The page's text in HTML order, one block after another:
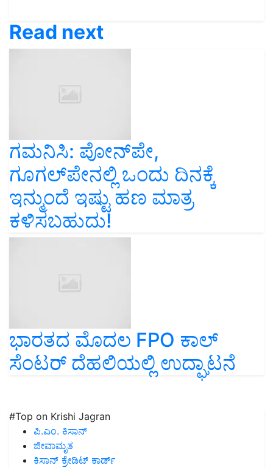
Read next
ಗಮನಿಸಿ: ಪೋನ್‌ಪೇ,
ಗೂಗಲ್‌ಪೇನಲ್ಲಿ ಒಂದು ದಿನಕ್ಕೆ
ಇನ್ಮುಂದೆ ಇಷ್ಟು ಹಣ ಮಾತ್ರ
ಕಳಿಸಬಹುದು!
ಭಾರತದ ಮೊದಲ FPO ಕಾಲ್
ಸೆಂಟರ್ ದೆಹಲಿಯಲ್ಲಿ ಉದ್ಘಾಟನೆ
#Top on Krishi Jagran
ಪಿ.ಎಂ. ಕಿಸಾನ್
ಜೀವಾಮೃತ
ಕಿಸಾನ್ ಕ್ರೇಡಿಟ್ ಕಾರ್ಡ್